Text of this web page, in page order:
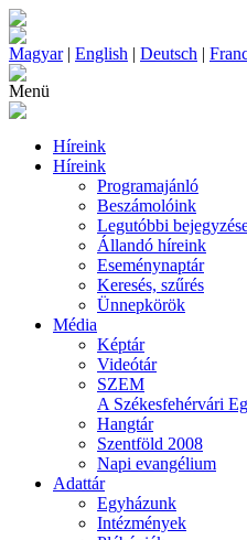
Magyar| English | Deutsch |
Menü
Híreink
Híreink
Programajánló
Beszámolóink
Legutóbbi
Állandó híreink
Eseménynaptár
Keresés, szűrés
Ünnepkörök
Média
Képtár
Videótár
SZEM
A Székesfehérvári
Hangtár
Szentföld 2008
Napi evangélium
Adattár
Egyházunk
Intézmények